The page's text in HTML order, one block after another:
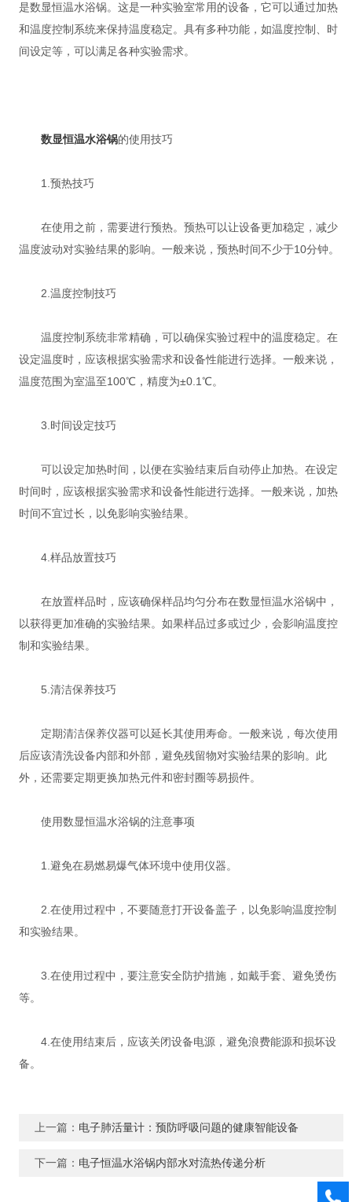
是数显恒温水浴锅。这是一种实验室常用的设备，它可以通过加热
和温度控制系统来保持温度稳定。具有多种功能，如温度控制、时
间设定等，可以满足各种实验需求。
数显恒温水浴锅的使用技巧
1.预热技巧
在使用之前，需要进行预热。预热可以让设备更加稳定，减少
温度波动对实验结果的影响。一般来说，预热时间不少于10分钟。
2.温度控制技巧
温度控制系统非常精确，可以确保实验过程中的温度稳定。在
设定温度时，应该根据实验需求和设备性能进行选择。一般来说，
温度范围为室温至100℃，精度为±0.1℃。
3.时间设定技巧
可以设定加热时间，以便在实验结束后自动停止加热。在设定
时间时，应该根据实验需求和设备性能进行选择。一般来说，加热
时间不宜过长，以免影响实验结果。
4.样品放置技巧
在放置样品时，应该确保样品均匀分布在数显恒温水浴锅中，
以获得更加准确的实验结果。如果样品过多或过少，会影响温度控
制和实验结果。
5.清洁保养技巧
定期清洁保养仪器可以延长其使用寿命。一般来说，每次使用
后应该清洗设备内部和外部，避免残留物对实验结果的影响。此
外，还需要定期更换加热元件和密封圈等易损件。
使用数显恒温水浴锅的注意事项
1.避免在易燃易爆气体环境中使用仪器。
2.在使用过程中，不要随意打开设备盖子，以免影响温度控制
和实验结果。
3.在使用过程中，要注意安全防护措施，如戴手套、避免烫伤
等。
4.在使用结束后，应该关闭设备电源，避免浪费能源和损坏设
备。
上一篇： 电子肺活量计：预防呼吸问题的健康智能设备
下一篇： 电子恒温水浴锅内部水对流热传递分析